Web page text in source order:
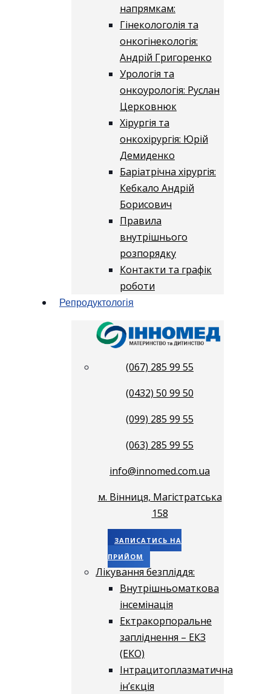
напрямкам:
Гінекологолія та
онкогінекологія:
Андрій Григоренко
Урологія та
онкоурологія: Руслан
Церковнюк
Хірургія та
онкохірургія: Юрій
Демиденко
Баріатрічна хірургія:
Кебкало Андрій
Борисович
Правила
внутрішнього
розпорядку
Контакти та графік
роботи
Репродуктологія
(067) 285 99 55
(0432) 50 99 50
(099) 285 99 55
(063) 285 99 55
info@innomed.com.ua
м. Вінниця, Магістратська
158
ЗАПИСАТИСЬ НА
ПРИЙОМ
Лікування безпліддя:
Внутрішньоматкова
інсемінація
Ектракорпоральне
запліднення – ЕКЗ
(ЕКО)
Інтрацитоплазматична
ін’єкція